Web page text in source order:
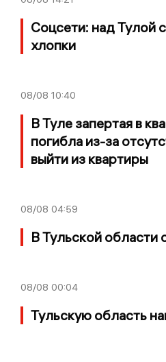
Соцсети: над Тулой
хлопки
08/08 10:40
В Туле запертая в
погибла из-за
выйти из квартиры
08/08 04:59
В Тульской области
08/08 00:04
Тульскую область